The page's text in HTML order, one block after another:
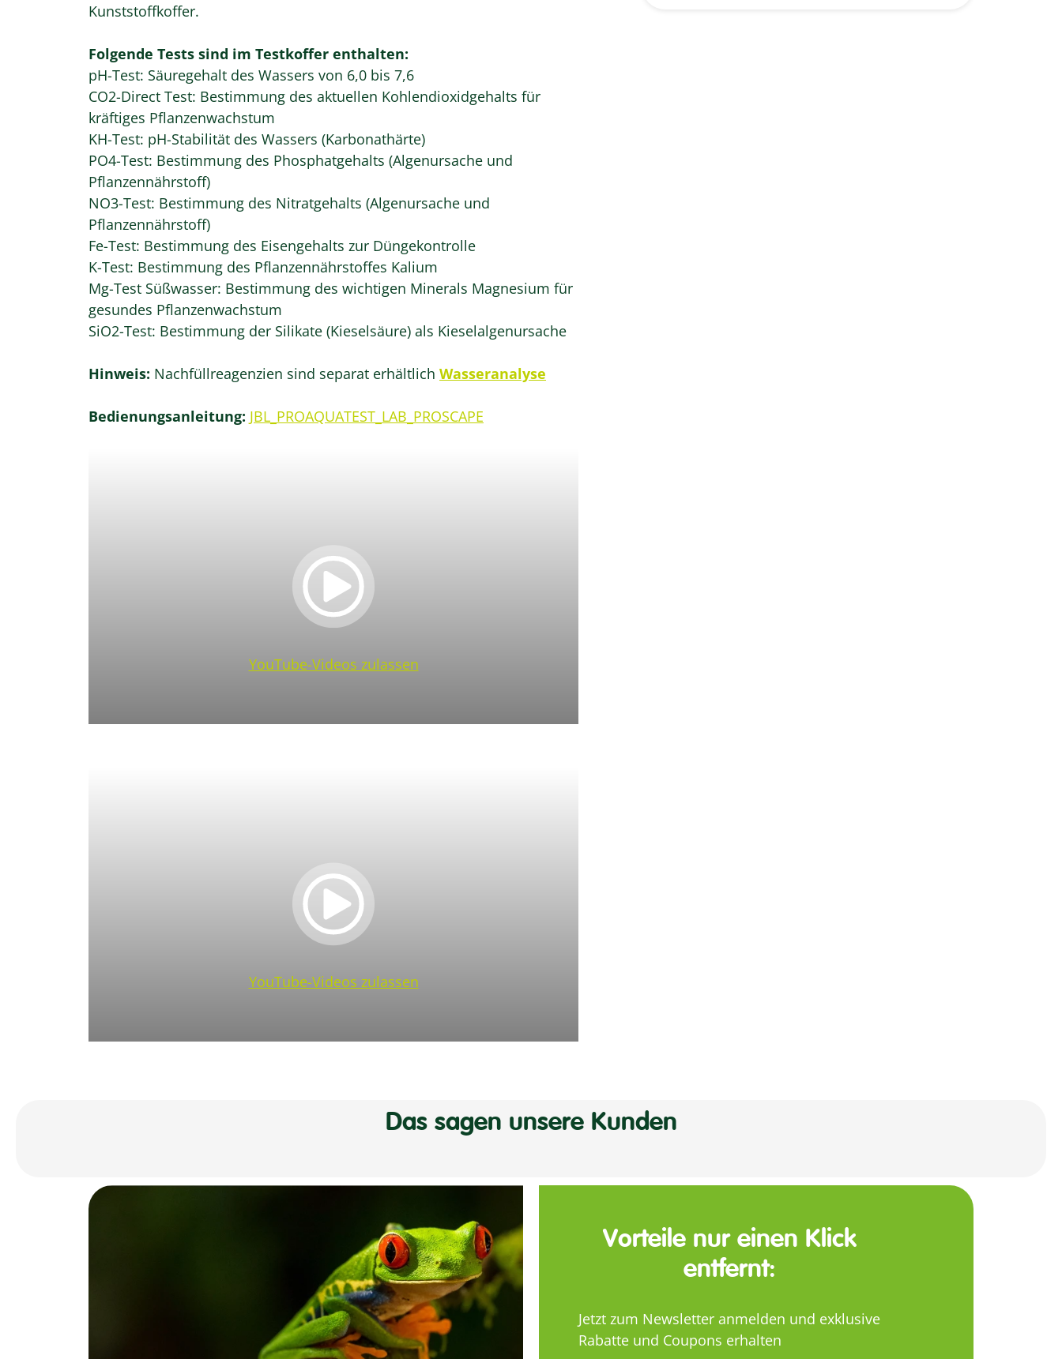
Kunststoffkoffer.
Folgende Tests sind im Testkoffer enthalten:
pH-Test: Säuregehalt des Wassers von 6,0 bis 7,6
CO2-Direct Test: Bestimmung des aktuellen Kohlendioxidgehalts für
kräftiges Pflanzenwachstum
KH-Test: pH-Stabilität des Wassers (Karbonathärte)
PO4-Test: Bestimmung des Phosphatgehalts (Algenursache und
Pflanzennährstoff)
NO3-Test: Bestimmung des Nitratgehalts (Algenursache und
Pflanzennährstoff)
Fe-Test: Bestimmung des Eisengehalts zur Düngekontrolle
K-Test: Bestimmung des Pflanzennährstoffes Kalium
Mg-Test Süßwasser: Bestimmung des wichtigen Minerals Magnesium für
gesundes Pflanzenwachstum
SiO2-Test: Bestimmung der Silikate (Kieselsäure) als Kieselalgenursache
Hinweis: Nachfüllreagenzien sind separat erhältlich Wasseranalyse
Bedienungsanleitung: JBL_PROAQUATEST_LAB_PROSCAPE
YouTube-Videos zulassen
YouTube-Videos zulassen
Das sagen unsere Kunden
Vorteile nur einen Klick
entfernt:
Jetzt zum Newsletter anmelden und exklusive
Rabatte und Coupons erhalten